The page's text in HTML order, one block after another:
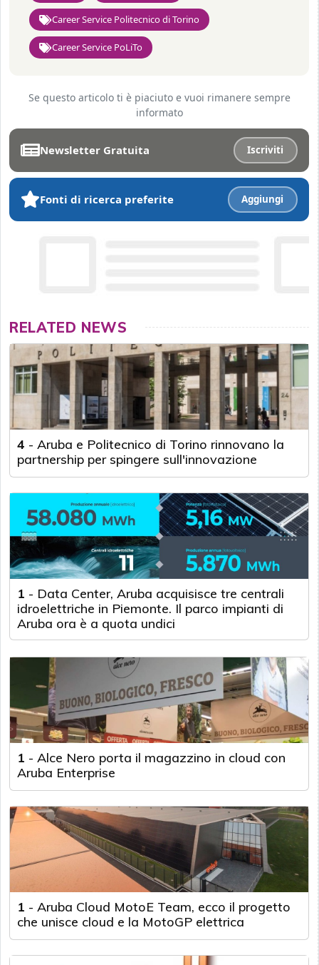
Career Service Politecnico di Torino
Career Service PoLiTo
Se questo articolo ti è piaciuto e vuoi rimanere sempre
informato
Newsletter Gratuita Iscriviti
Fonti di ricerca preferite Aggiungi
RELATED NEWS
4 - Aruba e Politecnico di Torino rinnovano la
partnership per spingere sull'innovazione
1 - Data Center, Aruba acquisisce tre centrali
idroelettriche in Piemonte. Il parco impianti di
Aruba ora è a quota undici
1 - Alce Nero porta il magazzino in cloud con
Aruba Enterprise
1 - Aruba Cloud MotoE Team, ecco il progetto
che unisce cloud e la MotoGP elettrica